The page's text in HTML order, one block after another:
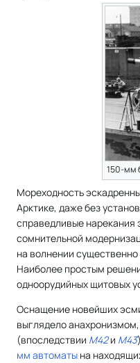
150-мм
Мореходность
Арктике, даже без
справедливые нарекания
сомнительной
на волнении
Наиболее простым
одноорудийных щитовых
Оснащение новейших
выглядело
(впоследствии M42и M43
мм автоматы на